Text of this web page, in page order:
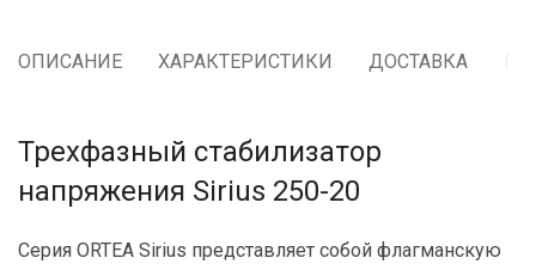
ОПИСАНИЕ ХАРАКТЕРИСТИКИ ДОСТАВКА
Трехфазный стабилизатор
напряжения Sirius 250-20
Серия ORTEA Sirius представляет собой флагманскую